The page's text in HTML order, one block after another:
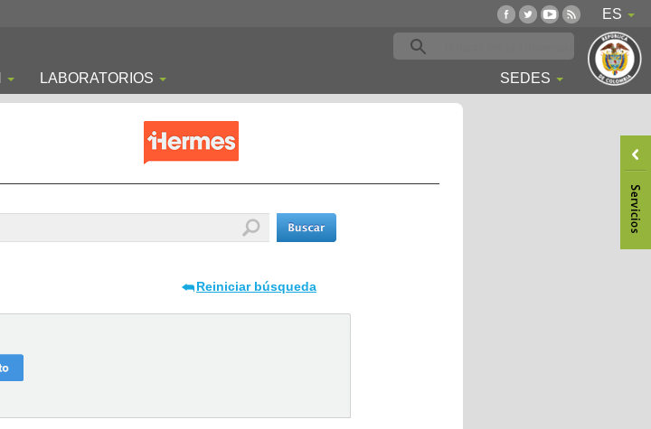
ES
LABORATORIOS SEDES
Reiniciar búsqueda